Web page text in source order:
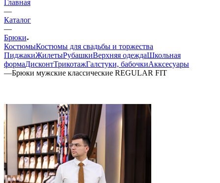
Главная
—
Каталог
—
Брюки
КостюмыКостюмы для свадьбы и торжества
ПиджакиЖилетыРубашкиВерхняя одеждаШкольная
формаДисконтТрикотажГалстуки, бабочкиАкксесуары
—Брюки мужские классические REGULAR FIT